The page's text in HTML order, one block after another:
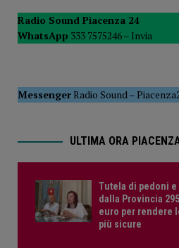
POLITICA
[ 5 Agosto 2026 ]
Radio Sound Piacenza 24
WhatsApp 333 7575246 – Invia
MessengerRadio Sound–
ULTIMA ORA
Tutela di pedoni
dalla Provincia
euro per rendere
più sicure